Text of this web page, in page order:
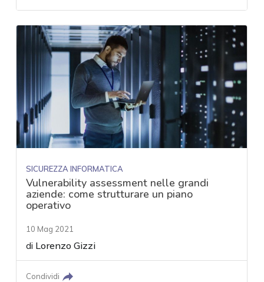
SICUREZZA INFORMATICA
Vulnerability assessment nelle grandi
aziende: come strutturare un piano
operativo
10 Mag 2021
di Lorenzo Gizzi
Condividi